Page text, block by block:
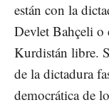
están con la
Devlet Bahçeli o
Kurdistán libre.
de la dictadura
democrática de